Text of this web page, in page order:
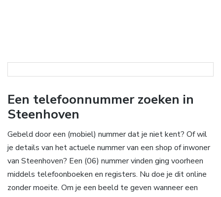
Een telefoonnummer zoeken in
Steenhoven
Gebeld door een (mobiel) nummer dat je niet kent? Of wil
je details van het actuele nummer van een shop of inwoner
van Steenhoven? Een (06) nummer vinden ging voorheen
middels telefoonboeken en registers. Nu doe je dit online
zonder moeite. Om je een beeld te geven wanneer een